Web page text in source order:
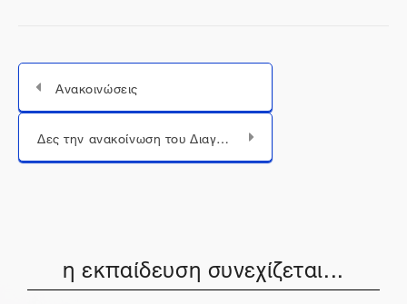
Ανακοινώσεις
Μεταπήδηση σε...
Δες την ανακοίνωση του Διαγωνισμού «Wikipedia Challenge: Γϊνε ένας σύγχρονος εγκυκλοπαιδιστής!»
η εκπαίδευση συνεχίζεται...